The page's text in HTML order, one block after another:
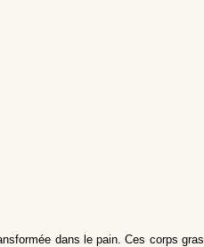
dans le pain. Ces corps gras